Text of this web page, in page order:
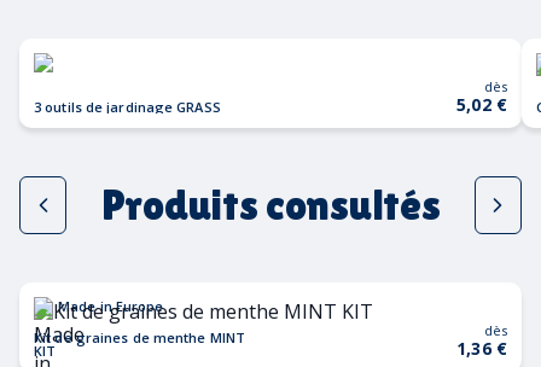
3 outils de jardinage GRASS
dès
5,02 €
Produits consultés
Made in Europe
Kit de graines de menthe MINT
KIT
dès
1,36 €